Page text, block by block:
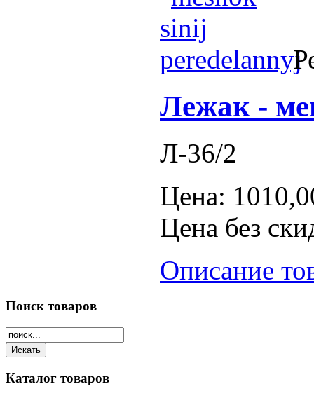
Лежак -
Л-36/2
Цена:
Цена без
Описание
Поиск товаров
Каталог товаров